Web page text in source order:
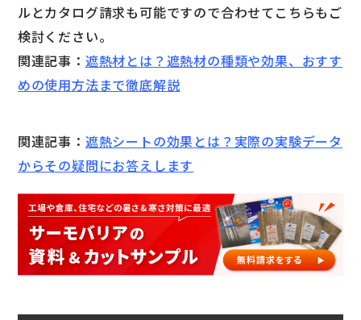
ルとカタログ請求も可能ですので合わせてこちらもご
検討ください。
関連記事： 遮熱材とは？遮熱材の種類や効果、おすす
めの使用方法まで徹底解説
関連記事： 遮熱シートの効果とは？実際の実験データ
からその疑問にお答えします